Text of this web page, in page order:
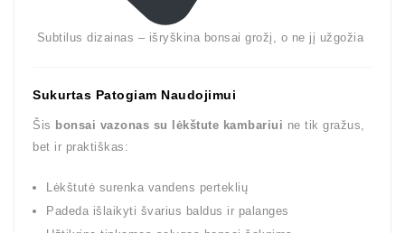
Subtilus dizainas – išryškina bonsai grožį, o ne jį užgožia
Sukurtas Patogiam Naudojimui
Šis bonsai vazonas su lėkštute kambariui ne tik gražus,
bet ir praktiškas:
Lėkštutė surenka vandens perteklių
Padeda išlaikyti švarius baldus ir palanges